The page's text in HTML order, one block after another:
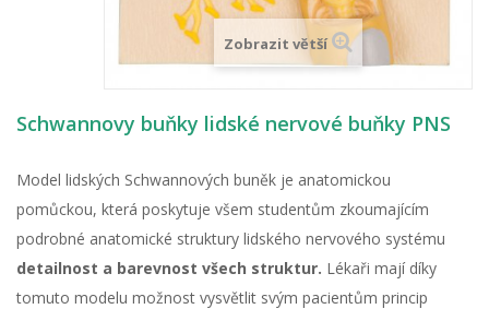
Zobrazit větší
Schwannovy buňky lidské nervové buňky PNS
Model lidských Schwannových buněk je anatomickou
pomůckou, která poskytuje všem studentům zkoumajícím
podrobné anatomické struktury lidského nervového systému
detailnost a barevnost všech struktur. Lékaři mají díky
tomuto modelu možnost vysvětlit svým pacientům princip